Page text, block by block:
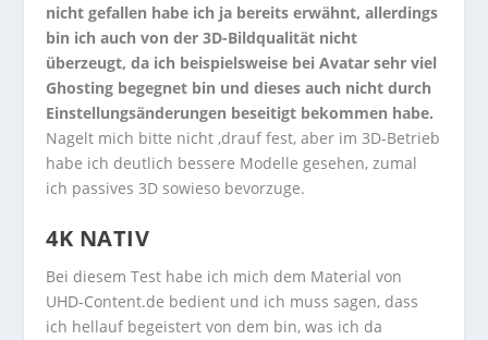
nicht gefallen habe ich ja bereits erwähnt, allerdings
bin ich auch von der 3D-Bildqualität nicht
überzeugt, da ich beispielsweise bei Avatar sehr viel
Ghosting begegnet bin und dieses auch nicht durch
Einstellungsänderungen beseitigt bekommen habe.
Nagelt mich bitte nicht ‚drauf fest, aber im 3D-Betrieb
habe ich deutlich bessere Modelle gesehen, zumal
ich passives 3D sowieso bevorzuge.
4K NATIV
Bei diesem Test habe ich mich dem Material von
UHD-Content.de bedient und ich muss sagen, dass
ich hellauf begeistert von dem bin, was ich da